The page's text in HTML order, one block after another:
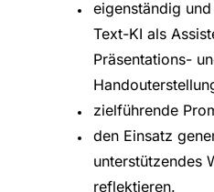
eigenständig
Text-KI als
Präsentations-
zielführende
den Einsatz
unterstützendes
reflektieren.